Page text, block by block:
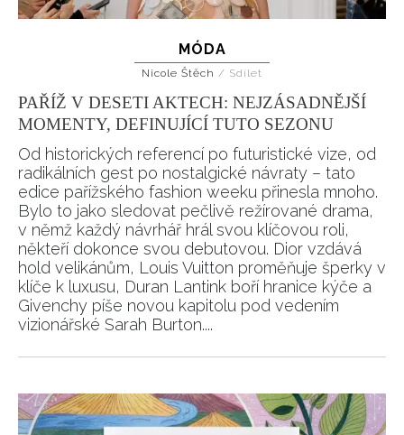
MÓDA
Nicole Štěch / Sdílet
PAŘÍŽ V DESETI AKTECH: NEJZÁSADNĚJŠÍ
MOMENTY, DEFINUJÍCÍ TUTO SEZONU
Od historických referencí po futuristické vize, od
radikálních gest po nostalgické návraty – tato
edice pařížského fashion weeku přinesla mnoho.
Bylo to jako sledovat pečlivě režírované drama,
v němž každý návrhář hrál svou klíčovou roli,
někteří dokonce svou debutovou. Dior vzdává
hold velikánům, Louis Vuitton proměňuje šperky v
klíče k luxusu, Duran Lantink boří hranice kýče a
Givenchy píše novou kapitolu pod vedením
vizionářské Sarah Burton....